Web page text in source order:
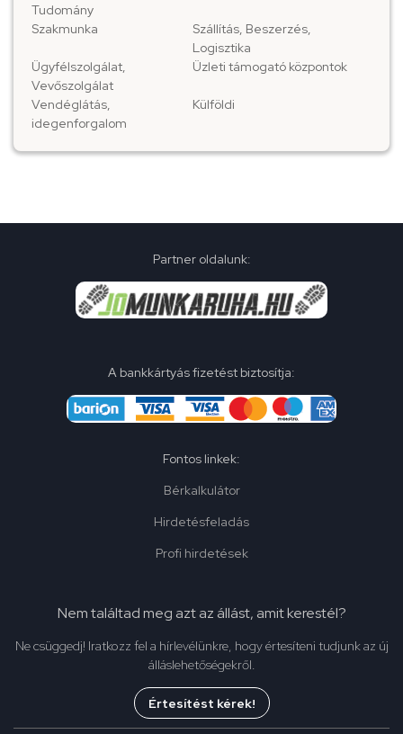
Tudomány
Szakmunka
Szállítás, Beszerzés,
Logisztika
Ügyfélszolgálat,
Vevőszolgálat
Üzleti támogató központok
Vendéglátás,
idegenforgalom
Külföldi
Partner oldalunk:
A bankkártyás fizetést biztosítja:
Fontos linkek:
Bérkalkulátor
Hirdetésfeladás
Profi hirdetések
Nem találtad meg azt az állást, amit kerestél?
Ne csüggedj! Iratkozz fel a hírlevélünkre, hogy értesíteni tudjunk az új
álláslehetőségekről.
Értesítést kérek!